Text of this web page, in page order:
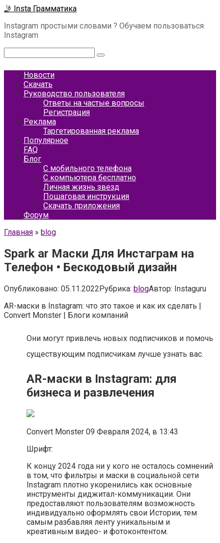
Перейти
контенту
🤳 Insta Грамматика
Instagram простыми словами ? Обучаем пользоваться
Instagram
Новости
Скачать
Руководство пользователя
Ответы на частые вопросы
Регистрация
Реклама
Таргетированная реклама
Популярное
FAQ
Блог
С мобильного телефона
С компьютера бесплатно
Личная жизнь звезд
Пошаговая инструкция
Скачать приложения
Форум
Главная » blog
Spark ar Маски Для Инстаграм на
Телефон • Бескодовый дизайн
Опубликовано: 05.11.2022Рубрика: blogАвтор: Instaguru
AR-маски в Instagram: что это такое и как их сделать |
Convert Monster | Блоги компаний
Они могут привлечь новых подписчиков и помочь
существующим подписчикам лучше узнать вас.
AR-маски в Instagram: для
бизнеса и развлечения
Convert Monster 09 Февраля 2024, в 13:43
Шрифт:
К концу 2024 года ни у кого не осталось сомнений
в том, что фильтры и маски в социальной сети
Instagram плотно укоренились как основные
инструменты диджитал-коммуникации. Они
предоставляют пользователям возможность
индивидуально оформлять свои Истории, тем
самым разбавляя ленту уникальным и
креативным видео- и фотоконтентом.